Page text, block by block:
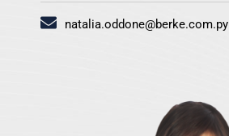
natalia.oddone@berke.com.py